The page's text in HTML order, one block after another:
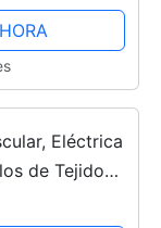
Ajustables,
Eléctrica
de Tejido